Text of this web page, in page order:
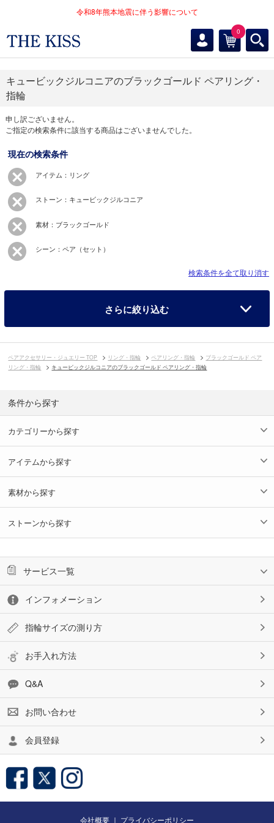
令和8年熊本地震に伴う影響について
0
キュービックジルコニアのブラックゴールド ペアリング・
指輪
申し訳ございません。
ご指定の検索条件に該当する商品はございませんでした。
現在の検索条件
アイテム：リング
ストーン：キュービックジルコニア
素材：ブラックゴールド
シーン：ペア（セット）
検索条件を全て取り消す
さらに絞り込む
ペアアクセサリー・ジュエリー TOP リング・指輪 ペアリング・指輪
ブラックゴールド ペア
リング・指輪
キュービックジルコニアのブラックゴールド ペアリング・指輪
条件から探す
カテゴリーから探す
アイテムから探す
素材から探す
ストーンから探す
サービス一覧
インフォメーション
指輪サイズの測り方
お手入れ方法
Q&A
お問い合わせ
会員登録
会社概要 ｜ プライバシーポリシー